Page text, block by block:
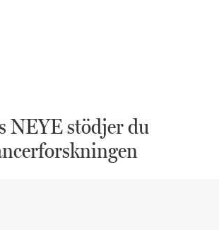
NEYE stödjer du